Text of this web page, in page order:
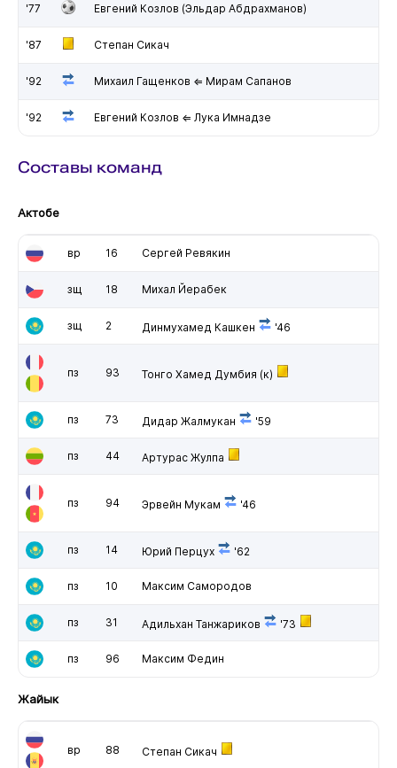
'77 Евгений Козлов (Эльдар Абдрахманов)
'87 Степан Сикач
'92 Михаил Гащенков ⇐ Мирам Сапанов
'92 Евгений Козлов ⇐ Лука Имнадзе
Составы команд
Актобе
вр 16 Сергей Ревякин
зщ 18 Михал Йерабек
зщ 2 Динмухамед Кашкен '46
пз 93 Тонго Хамед Думбия (к)
пз 73 Дидар Жалмукан '59
пз 44 Артурас Жулпа
пз 94 Эрвейн Мукам '46
пз 14 Юрий Перцух '62
пз 10 Максим Самородов
пз 31 Адильхан Танжариков '73
пз 96 Максим Федин
Жайык
вр 88 Степан Сикач